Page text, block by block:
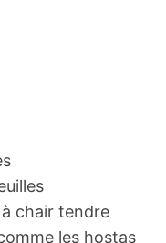
chair tendre
les hostas